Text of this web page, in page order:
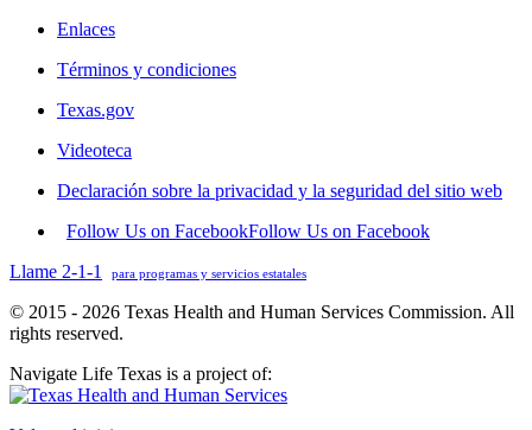
Enlaces
Términos y condiciones
Texas.gov
Videoteca
Declaración sobre la privacidad y la seguridad del sitio web
Follow Us on FacebookFollow Us on Facebook
Llame 2-1-1
para programas y servicios estatales
© 2015 - 2026 Texas Health and Human Services Commission. All
rights reserved.
Navigate Life Texas is a project of: